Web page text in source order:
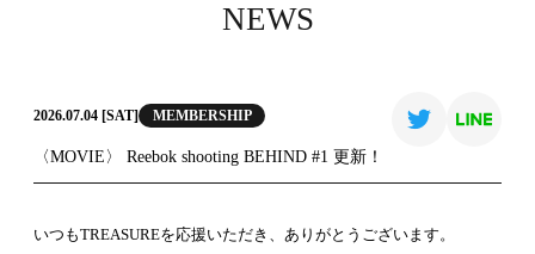
NEWS
2026.07.04 [SAT] MEMBERSHIP
〈MOVIE〉 Reebok shooting BEHIND #1 更新！
いつもTREASUREを応援いただき、ありがとうございます。